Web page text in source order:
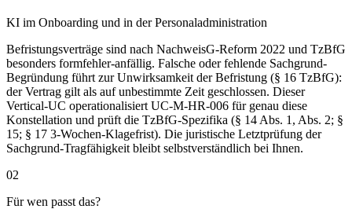
KI im Onboarding und in der Personaladministration
Befristungsverträge sind nach NachweisG-Reform 2022 und TzBfG
besonders formfehler-anfällig. Falsche oder fehlende Sachgrund-
Begründung führt zur Unwirksamkeit der Befristung (§ 16 TzBfG):
der Vertrag gilt als auf unbestimmte Zeit geschlossen. Dieser
Vertical-UC operationalisiert UC-M-HR-006 für genau diese
Konstellation und prüft die TzBfG-Spezifika (§ 14 Abs. 1, Abs. 2; §
15; § 17 3-Wochen-Klagefrist). Die juristische Letztprüfung der
Sachgrund-Tragfähigkeit bleibt selbstverständlich bei Ihnen.
02
Für wen passt das?